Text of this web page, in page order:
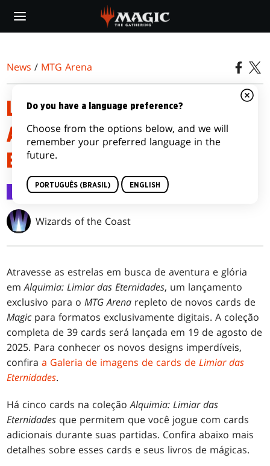
main
News / MTG Arena
LIVROS DE MÁGICAS DE
ALQUIMIA: LIMIAR DAS
ETERNIDADES
MTG Arena 18 ago 2025
Wizards of the Coast
Atravesse as estrelas em busca de aventura e glória
emAlquimia: Limiar das Eternidades, um lançamento
exclusivo para oMTG Arena repleto de novos cards de
Magic para formatos exclusivamente digitais. A coleção
completa de 39 cards será lançada em 19 de agosto de
2025. Para conhecer os novos designs imperdíveis,
confiraa Galeria de imagens de cards deLimiar das
Eternidades.
Há cinco cards na coleçãoAlquimia: Limiar das
Eternidades que permitem que você jogue com cards
adicionais durante suas partidas. Confira abaixo mais
detalhes sobre esses cards e seus livros de mágicas.
Do you have a language preference?
Choose from the options below, and we will
remember your preferred language in the
future.
PORTUGUÊS (BRASIL) ENGLISH